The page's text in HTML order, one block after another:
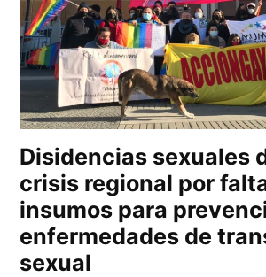
Disidencias sexuales
crisis regional por
insumos para
enfermedades de
sexual